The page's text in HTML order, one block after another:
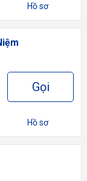
Hồ sơ
Gọi
Hồ sơ